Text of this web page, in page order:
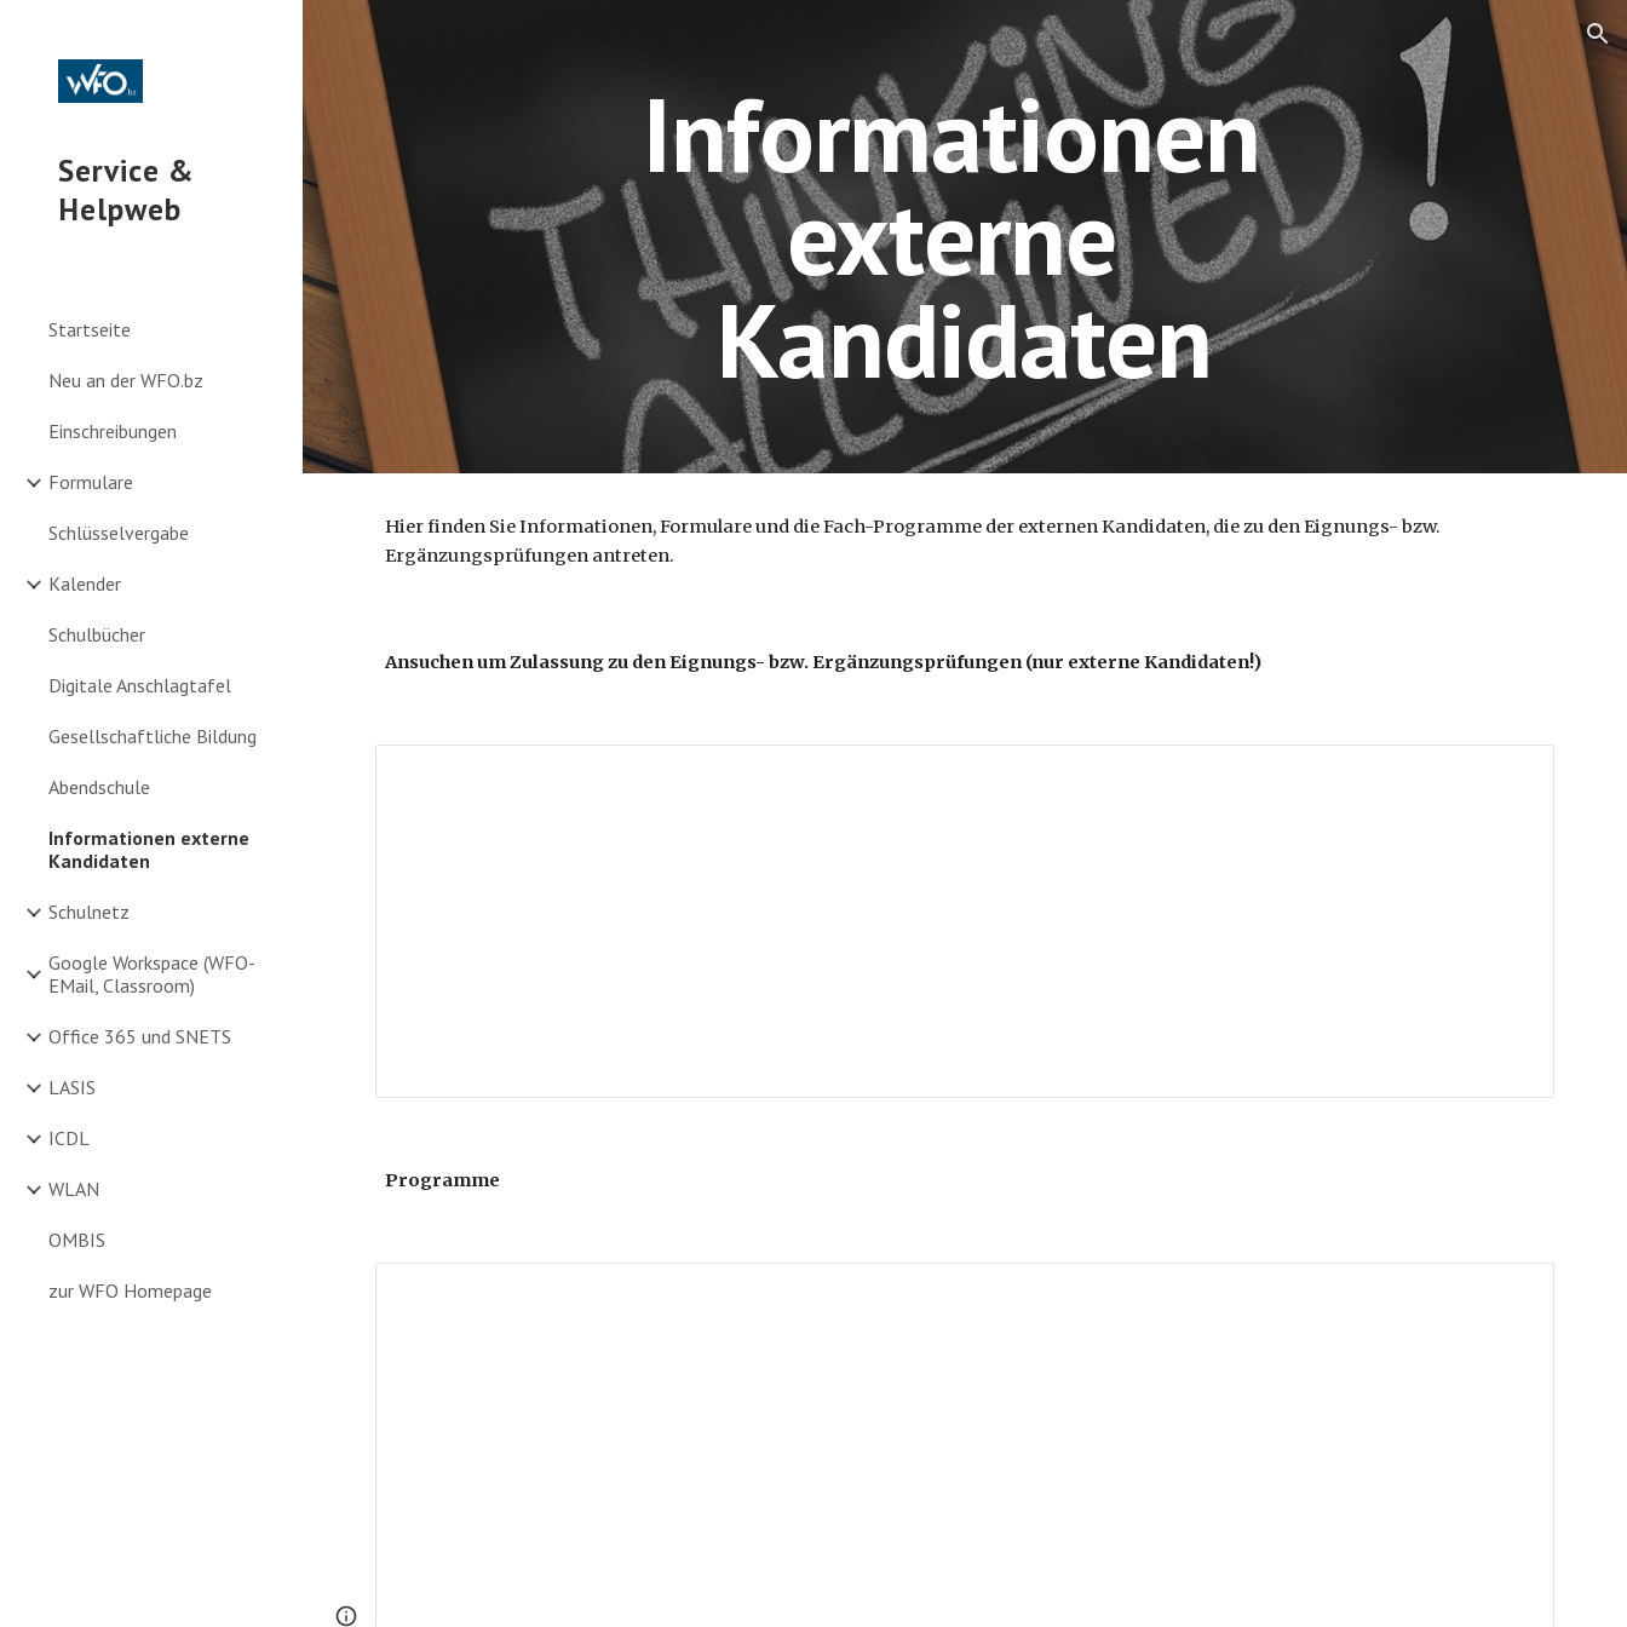
Skip to navigation
Service &
Helpweb
Startseite
Neu an der WFO.bz
Einschreibungen
Formulare
Schlüsselvergabe
Kalender
Schulbücher
Digitale Anschlagtafel
Gesellschaftliche Bildung
Abendschule
Informationen externe
Kandidaten
Schulnetz
Google Workspace (WFO-
EMail, Classroom)
Office 365 und SNETS
LASIS
ICDL
WLAN
OMBIS
zur WFO Homepage
Informationen
externe
Kandidaten
Hier finden Sie Informationen, Formulare und die Fach-Programme der externen Kandidaten, die zu den Eignungs- bzw.
Ergänzungsprüfungen antreten.
Ansuchen um Zulassung zu den Eignungs- bzw. Ergänzungsprüfungen (nur externe Kandidaten!)
Programme